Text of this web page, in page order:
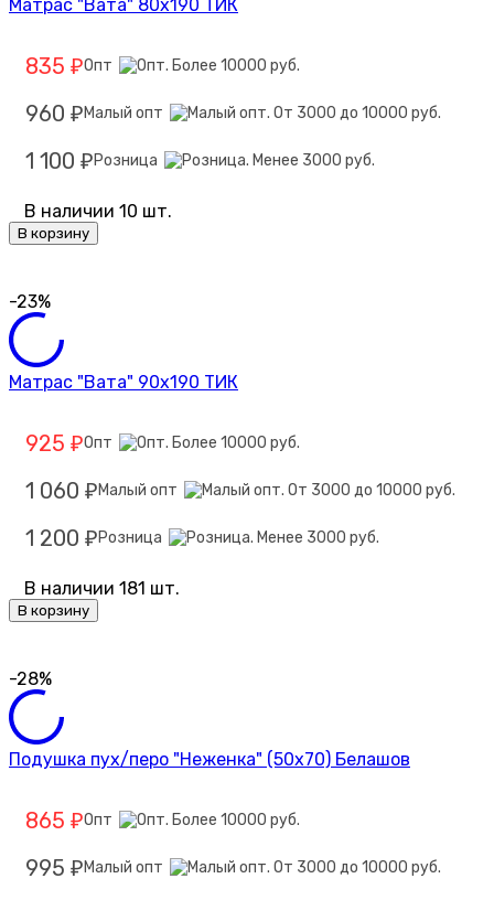
Матрас "Вата" 80х190 ТИК
835 ₽Опт
960 ₽ Малый опт
1 100 ₽ Розница
В наличии 10 шт.
В корзину
-23%
Матрас "Вата" 90х190 ТИК
925 ₽Опт
1 060 ₽ Малый опт
1 200 ₽ Розница
В наличии 181 шт.
В корзину
-28%
Подушка пух/перо "Неженка" (50х70) Белашов
865 ₽Опт
995 ₽ Малый опт